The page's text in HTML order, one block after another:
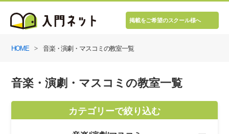
掲載をご希望のスクール様へ
HOME 音楽・演劇・マスコミの教室一覧
音楽・演劇・マスコミの教室一覧
カテゴリーで絞り込む